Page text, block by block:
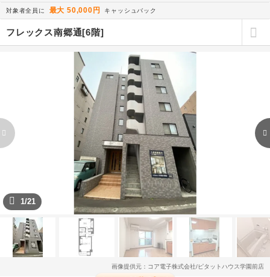
対象者全員に 最大 50,000円 キャッシュバック
フレックス南郷通[6階]
1/21
画像提供元：コア電子株式会社/ピタットハウス学園前店